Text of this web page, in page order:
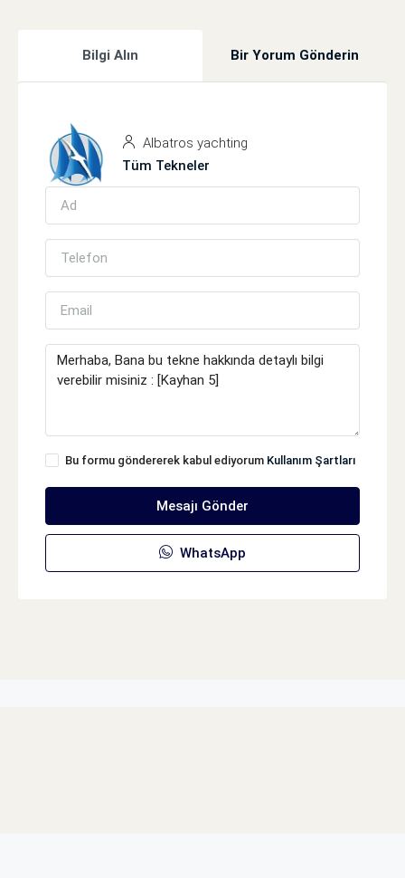
Bilgi Alın Bir Yorum Gönderin
Albatros yachting
Tüm Tekneler
Bu formu göndererek kabul ediyorum Kullanım Şartları
Mesajı Gönder
WhatsApp